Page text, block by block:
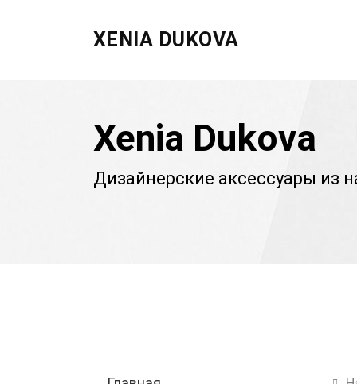
XENIA DUKOVA
Xenia Dukova
Дизайнерские аксессуары из